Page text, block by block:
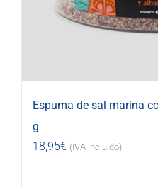
Espuma de sal marina
g
18,95€ (IVA incluido)